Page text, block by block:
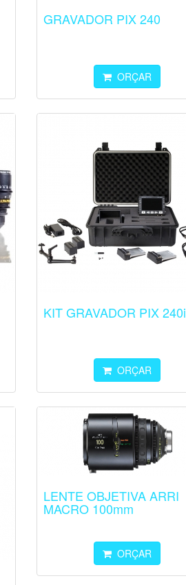
GRAVADOR PIX 240
ORÇAR
KIT GRAVADOR PIX 240i
ORÇAR
LENTE OBJETIVA ARRI
MACRO 100mm
ORÇAR